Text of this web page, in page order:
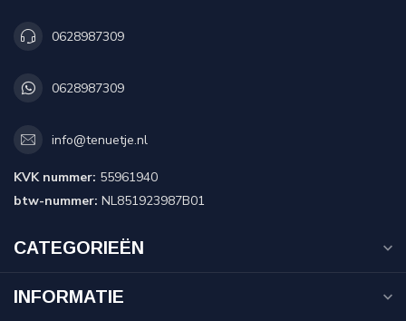
0628987309
0628987309
info@tenuetje.nl
KVK nummer: 55961940
btw-nummer: NL851923987B01
CATEGORIEËN
INFORMATIE